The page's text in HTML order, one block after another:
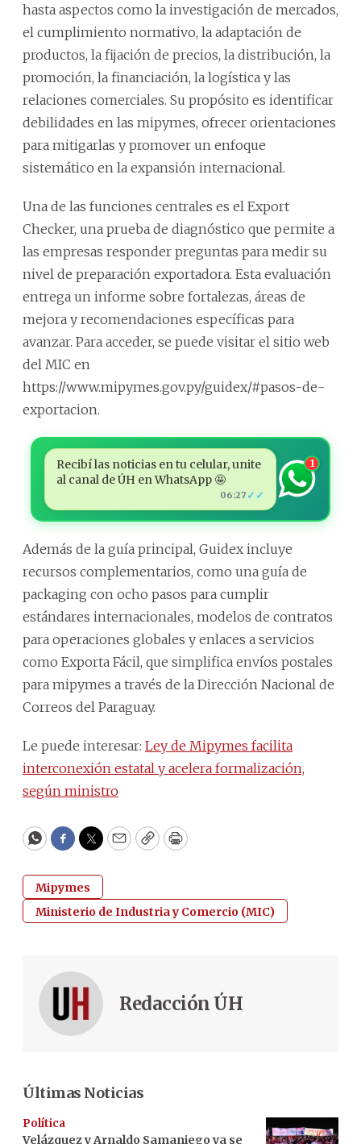
hasta aspectos como la investigación de mercados,
el cumplimiento normativo, la adaptación de
productos, la fijación de precios, la distribución, la
promoción, la financiación, la logística y las
relaciones comerciales. Su propósito es identificar
debilidades en las mipymes, ofrecer orientaciones
para mitigarlas y promover un enfoque
sistemático en la expansión internacional.
Una de las funciones centrales es el Export
Checker, una prueba de diagnóstico que permite a
las empresas responder preguntas para medir su
nivel de preparación exportadora. Esta evaluación
entrega un informe sobre fortalezas, áreas de
mejora y recomendaciones específicas para
avanzar. Para acceder, se puede visitar el sitio web
del MIC en
https://www.mipymes.gov.py/guidex/#pasos-de-
exportacion.
Recibí las noticias en tu celular, unite
al canal de ÚH en WhatsApp 🤩
06:27 ✓✓
1
Además de la guía principal, Guidex incluye
recursos complementarios, como una guía de
packaging con ocho pasos para cumplir
estándares internacionales, modelos de contratos
para operaciones globales y enlaces a servicios
como Exporta Fácil, que simplifica envíos postales
para mipymes a través de la Dirección Nacional de
Correos del Paraguay.
Le puede interesar: Ley de Mipymes facilita
interconexión estatal y acelera formalización,
según ministro
WhatsApp
Facebook
Twitter
EmailCopyPrint
Mipymes
Ministerio de Industria y Comercio (MIC)
Redacción ÚH
Últimas Noticias
Política
Velázquez y Arnaldo Samaniego ya se